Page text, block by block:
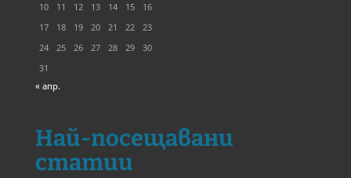
10
11 12 13 14 15
16
17
18 19 20 21 22
23
24
25 26 27 28 29
30
31
« апр.
Най-посещавани
статии